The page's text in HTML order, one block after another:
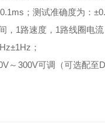
；测试准确度为：
1路速度，1路线圈电流
；
～300V可调（可选